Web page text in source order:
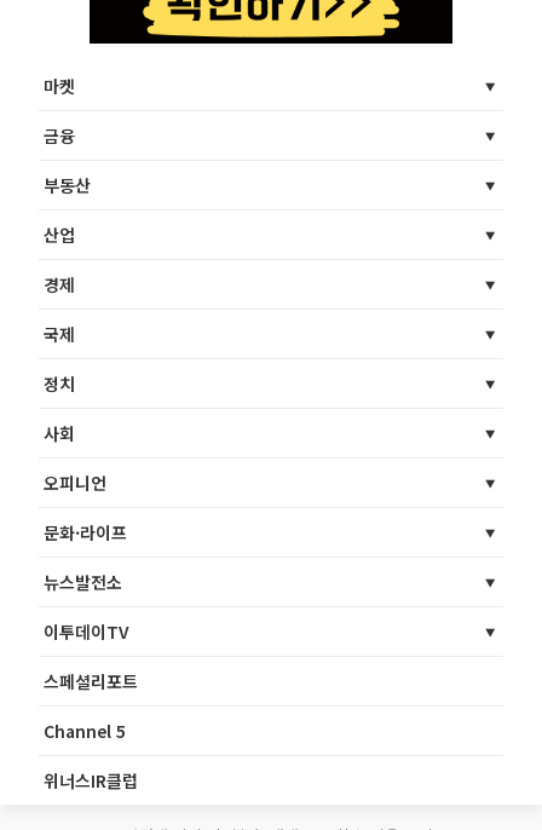
마켓
금융
부동산
산업
경제
국제
정치
사회
오피니언
문화·라이프
뉴스발전소
이투데이TV
스페셜리포트
Channel 5
위너스IR클럽